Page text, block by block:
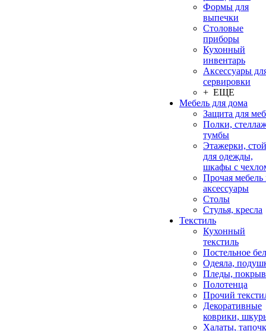
Формы для
выпечки
Столовые
приборы
Кухонный
инвентарь
Аксессуары
сервировки
+ ЕЩЕ
Мебель для дома
Защита для
Полки,
тумбы
Этажерки,
для одежды,
шкафы с
Прочая мебель
аксессуары
Столы
Стулья, кресла
Текстиль
Кухонный
текстиль
Постельное
Одеяла,
Пледы,
Полотенца
Прочий
Декоративные
коврики,
Халаты,